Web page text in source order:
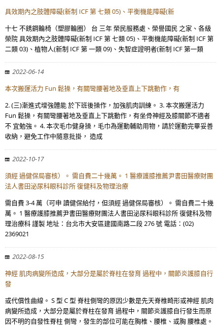
具效期內之肢體障礙(新制 ICF 第 七類 05)、平衡機能障礙(新
十七 不銹鋼輪椅（塑膠輪圈） 台 三年 榮民服務處、榮譽國民 之家、各級
榮院 具效期內之肢體障礙(新制 ICF 第 七類 05)、平衡機能障礙(新制 ICF 第
二類 03)、植物人(新制 ICF 第 一類 09)、失智症證明者(新制 ICF 第一類
2022-06-14
本次搬運活力 Fun 鬆操，有關彎腰著地及垂直上下跳動作，有
2. (三)漸進式增強體能 於下班後操作，加強肌肉訓練。 3. 本次搬運活力
Fun 鬆操，有關彎腰著地及垂直上下跳動作，有坐骨神經及膝關節不適者
不 宜勉強。 4. 本次毛巾健身操，毛巾為運動輔助用物，請於運動完畢妥善
收納，避免工作中隨意批掛， 造成
2022-10-17
須經 過健保局審核）。 需自費二十幾萬。 1 醫療護膝推薦尹書田醫療財團
法人書田泌尿科眼科診所 復健科及物理治療
需自費 3-4 萬（可申 讀健保給付，但須經 過健保局審核）。 需自費二十幾
萬。 1 醫療護膝推薦尹書田醫療財團法人書田泌尿科眼科診所 復健科及物
理治療科 謹製 地址：台北市大安區建國南路二段 276 號 電話：(02)
2369021
2022-08-15
神經 肌肉病變所造成，大部分是屬於脊柱在發育 過程中，關節炎護膝自行
發
或代償性曲線。 S 型 C 型 脊柱側彎的原因少數是先天脊椎畸形或神經 肌肉
病變所造成，大部分是屬於脊柱在發育 過程中，關節炎護膝自行發生而原
因不明的自發性脊柱 側彎，發生的部位可能在胸椎、腰椎、或胸 腰椎處。